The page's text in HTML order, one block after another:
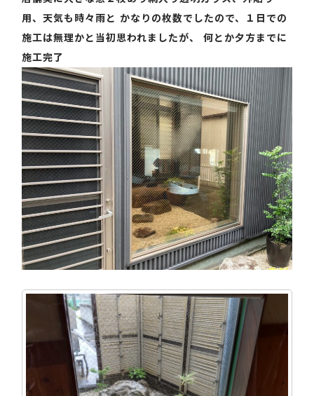
用、天気も時々雨と かなりの枚数でしたので、１日での
施工は無理かと当初思われましたが、 何とか夕方までに
施工完了